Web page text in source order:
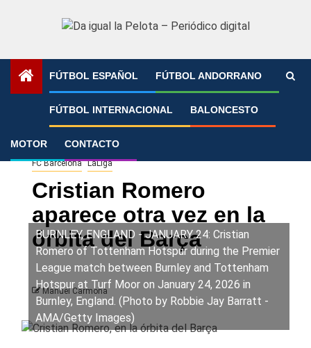
FÚTBOL ESPAÑOL FÚTBOL ANDORRANO
FÚTBOL INTERNACIONAL BALONCESTO
MOTOR CONTACTO
»
FC Barcelona LaLiga
Cristian Romero
aparece otra vez en la
órbita del Barça
Manuel Carmona
BURNLEY, ENGLAND - JANUARY 24: Cristian
Romero of Tottenham Hotspur during the Premier
League match between Burnley and Tottenham
Hotspur at Turf Moor on January 24, 2026 in
Burnley, England. (Photo by Robbie Jay Barratt -
AMA/Getty Images)